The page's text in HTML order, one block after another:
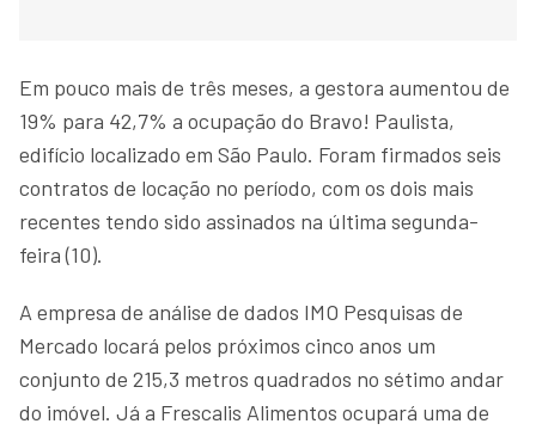
Em pouco mais de três meses, a gestora aumentou de
19% para 42,7% a ocupação do Bravo! Paulista,
edifício localizado em São Paulo. Foram firmados seis
contratos de locação no período, com os dois mais
recentes tendo sido assinados na última segunda-
feira (10).
A empresa de análise de dados IMO Pesquisas de
Mercado locará pelos próximos cinco anos um
conjunto de 215,3 metros quadrados no sétimo andar
do imóvel. Já a Frescalis Alimentos ocupará uma de